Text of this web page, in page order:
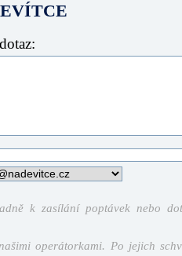
k zasílání poptávek nebo
operátorkami. Po jejich